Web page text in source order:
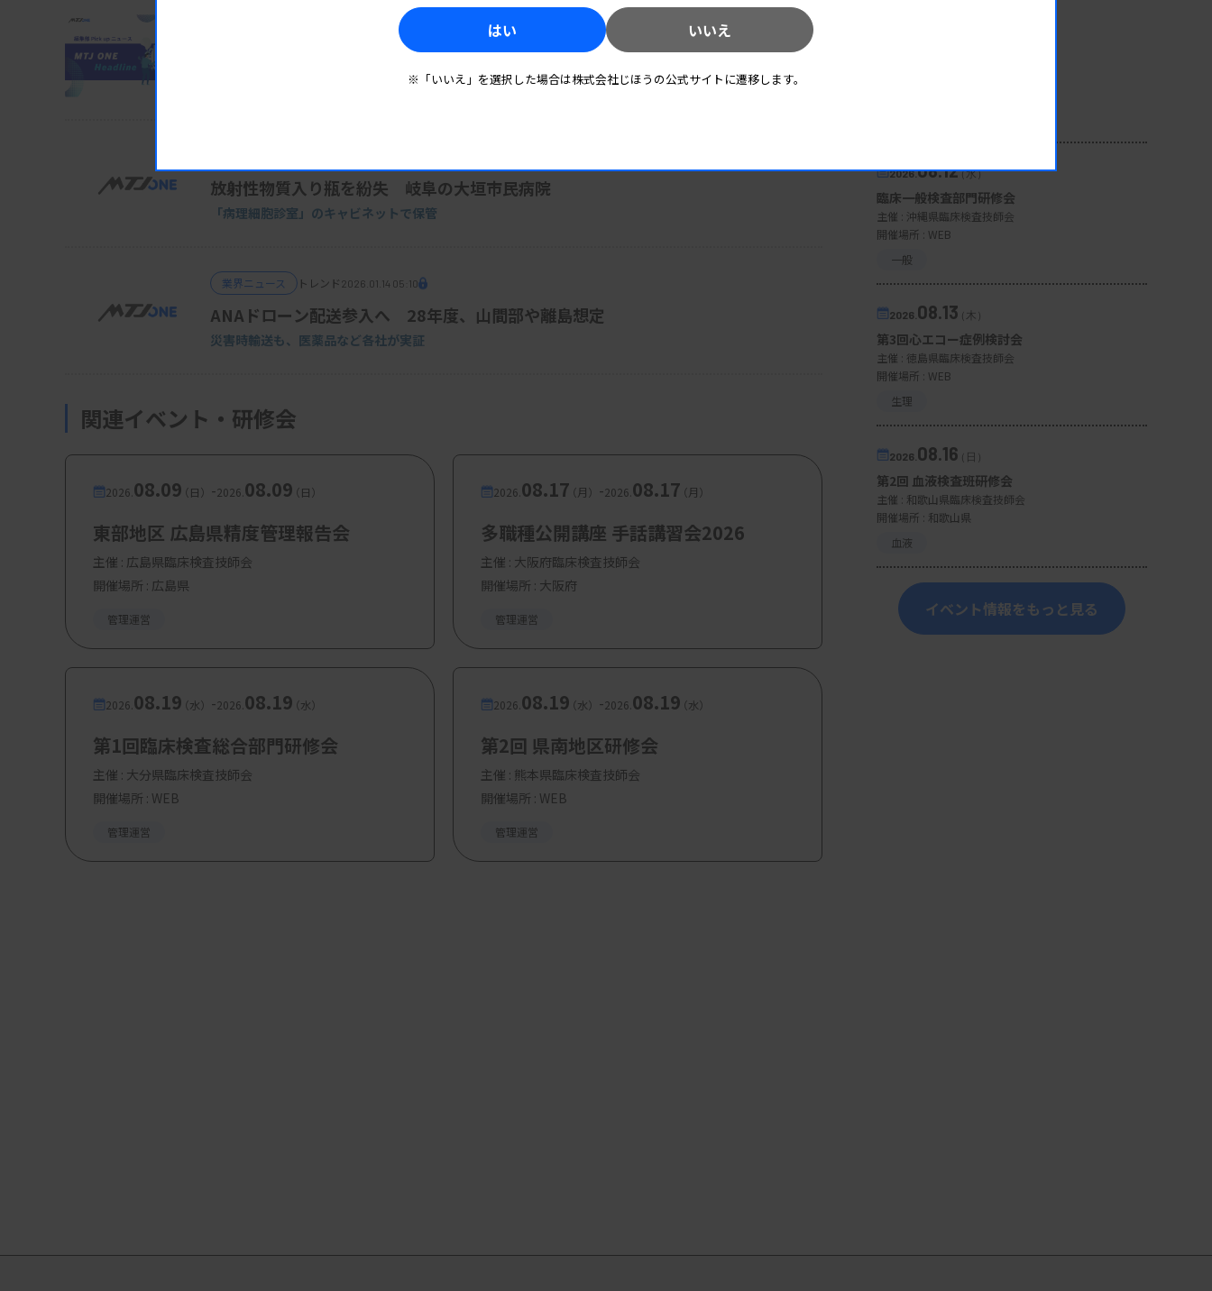
2026.01.16 05:00
編集部Pick upニュース［1月16日号］
放射性物質入り瓶を紛失 岐阜の大垣市民病院
「病理細胞診室」のキャビネットで保管
業界ニュース トレンド 2026.01.14 05:10
ANAドローン配送参入へ 28年度、山間部や離島想定
災害時輸送も、医薬品など各社が実証
関連イベント・研修会
2026. 08.09（日） -2026. 08.09（日）
東部地区 広島県精度管理報告会
主催 : 広島県臨床検査技師会
開催場所 : 広島県
管理運営
2026. 08.17（月） -2026. 08.17（月）
多職種公開講座 手話講習会2026
主催 : 大阪府臨床検査技師会
開催場所 : 大阪府
管理運営
2026. 08.19（水） -2026. 08.19（水）
第1回臨床検査総合部門研修会
主催 : 大分県臨床検査技師会
開催場所 : WEB
管理運営
2026. 08.19（水） -2026. 08.19（水）
第2回 県南地区研修会
主催 : 熊本県臨床検査技師会
開催場所 : WEB
管理運営
2026.08.12（水）
臨床一般検査部門研修会
主催 : 沖縄県臨床検査技師会
開催場所 : WEB
一般
2026. 08.13（木）
第3回心エコー症例検討会
主催 : 徳島県臨床検査技師会
開催場所 : WEB
生理
2026. 08.16（日）
第2回 血液検査班研修会
主催 : 和歌山県臨床検査技師会
開催場所 : 和歌山県
血液
イベント情報をもっと見る
はい いいえ
※「いいえ」を選択した場合は株式会社じほうの公式サイトに遷移します。